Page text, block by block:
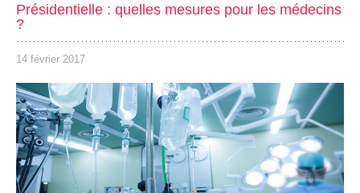
Présidentielle : quelles mesures pour les médecins
?
14 février 2017